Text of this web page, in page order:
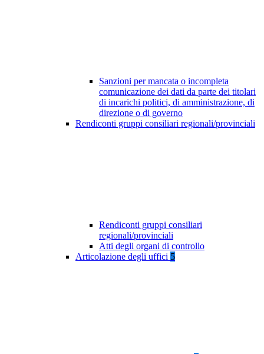
Sanzioni per mancata o incompleta
comunicazione dei dati da parte dei titolari
di incarichi politici, di amministrazione, di
direzione o di governo
Rendiconti gruppi consiliari regionali/provinciali
Rendiconti gruppi consiliari
regionali/provinciali
Atti degli organi di controllo
Articolazione degli uffici 5